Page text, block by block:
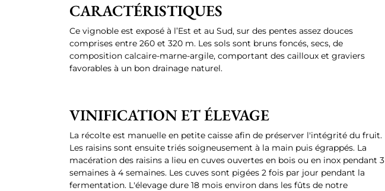
CARACTÉRISTIQUES
Ce vignoble est exposé à l’Est et au Sud, sur des pentes assez douces
comprises entre 260 et 320 m. Les sols sont bruns foncés, secs, de
composition calcaire-marne-argile, comportant des cailloux et graviers
favorables à un bon drainage naturel.
VINIFICATION ET ÉLEVAGE
La récolte est manuelle en petite caisse afin de préserver l'intégrité du fruit.
Les raisins sont ensuite triés soigneusement à la main puis égrappés. La
macération des raisins a lieu en cuves ouvertes en bois ou en inox pendant 3
semaines à 4 semaines. Les cuves sont pigées 2 fois par jour pendant la
fermentation. L'élevage dure 18 mois environ dans les fûts de notre